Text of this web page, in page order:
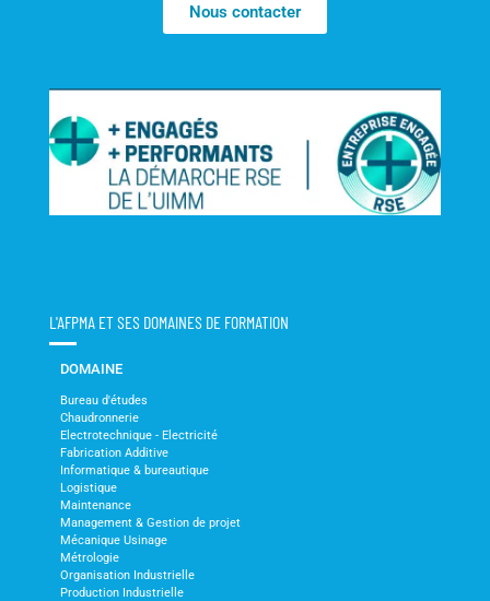
Nous contacter
L'AFPMA ET SES DOMAINES DE FORMATION
DOMAINE
Bureau d'études
Chaudronnerie
Electrotechnique - Electricité
Fabrication Additive
Informatique & bureautique
Logistique
Maintenance
Management & Gestion de projet
Mécanique Usinage
Métrologie
Organisation Industrielle
Production Industrielle